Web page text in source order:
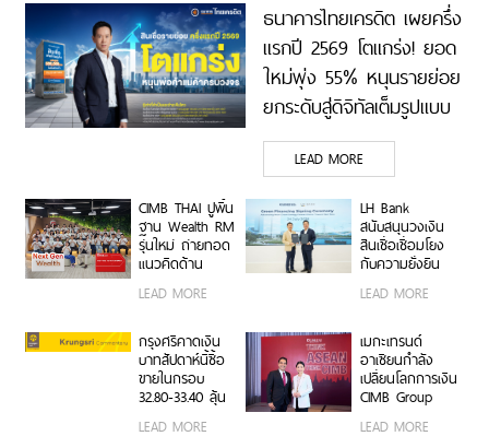
ธนาคารไทยเครดิต เผยครึ่ง
แรกปี 2569 โตแกร่ง! ยอด
ใหม่พุ่ง 55% หนุนรายย่อย
ยกระดับสู่ดิจิทัลเต็มรูปแบบ
LEAD MORE
CIMB THAI ปูพื้น
ฐาน Wealth RM
รุ่นใหม่ ถ่ายทอด
แนวคิดด้าน
เพื่อความมั่งคั่ง
LEAD MORE
LH Bank
สนับสนุนวงเงิน
สินเชื่อเชื่อมโยง
กับความยั่งยืน
แก่บริษัท
เคลื่อนพลังงาน
สะอาดสู่เป้าหมาย
Carbon
Neutrality และ
LEAD MORE
กรุงศรีคาดเงิน
บาทสัปดาห์นี้ซื้อ
ขายในกรอบ
32.80-33.40 ลุ้น
หลังจ้างงานแผ่ว
LEAD MORE
เมกะเทรนด์
อาเซียนกำลัง
เปลี่ยนโลกการเงิน
CIMB Group
ธุรกิจสู่ยุค Digital
LEAD MORE